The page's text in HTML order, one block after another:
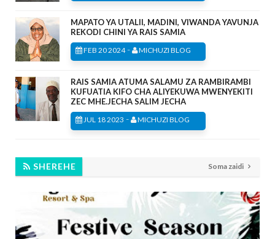
MAPATO YA UTALII, MADINI, VIWANDA YAVUNJA
REKODI CHINI YA RAIS SAMIA
FEB 20 2024- MICHUZI BLOG
RAIS SAMIA ATUMA SALAMU ZA RAMBIRAMBI
KUFUATIA KIFO CHA ALIYEKUWA MWENYEKITI
ZEC MHE.JECHA SALIM JECHA
JUL 18 2023 - MICHUZI BLOG
SHEREHE Soma zaidi